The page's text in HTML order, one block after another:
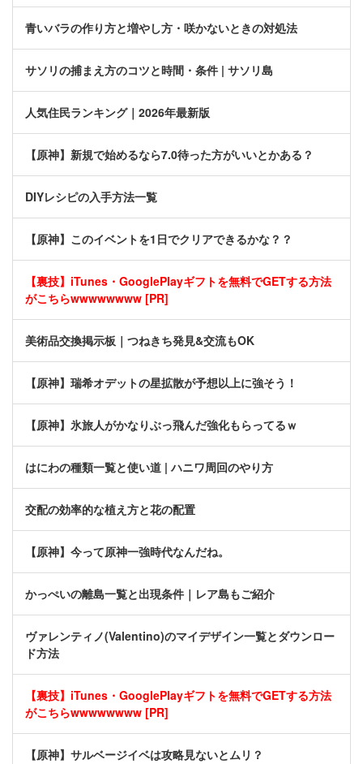
青いバラの作り方と増やし方・咲かないときの対処法
サソリの捕まえ方のコツと時間・条件 | サソリ島
人気住民ランキング｜2026年最新版
【原神】新規で始めるなら7.0待った方がいいとかある？
DIYレシピの入手方法一覧
【原神】このイベントを1日でクリアできるかな？？
【裏技】iTunes・GooglePlayギフトを無料でGETする方法
がこちらwwwwwwww [PR]
美術品交換掲示板｜つねきち発見&交流もOK
【原神】瑞希オデットの星拡散が予想以上に強そう！
【原神】氷旅人がかなりぶっ飛んだ強化もらってるｗ
はにわの種類一覧と使い道 | ハニワ周回のやり方
交配の効率的な植え方と花の配置
【原神】今って原神一強時代なんだね。
かっぺいの離島一覧と出現条件｜レア島もご紹介
ヴァレンティノ(Valentino)のマイデザイン一覧とダウンロー
ド方法
【裏技】iTunes・GooglePlayギフトを無料でGETする方法
がこちらwwwwwwww [PR]
【原神】サルベージイベは攻略見ないとムリ？